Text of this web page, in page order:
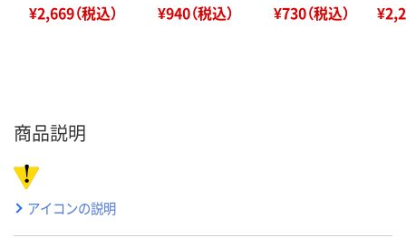
¥2,669（税込） ¥940（税込） ¥730（税込）
商品説明
アイコンの説明